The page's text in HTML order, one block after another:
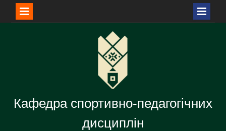
Кафедра спортивно-педагогічних
дисциплін